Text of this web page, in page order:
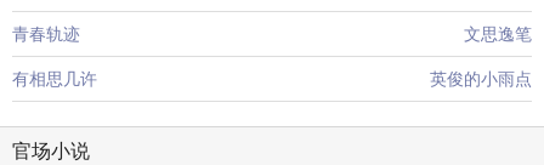
青春轨迹 文思逸笔
有相思几许 英俊的小雨点
官场小说